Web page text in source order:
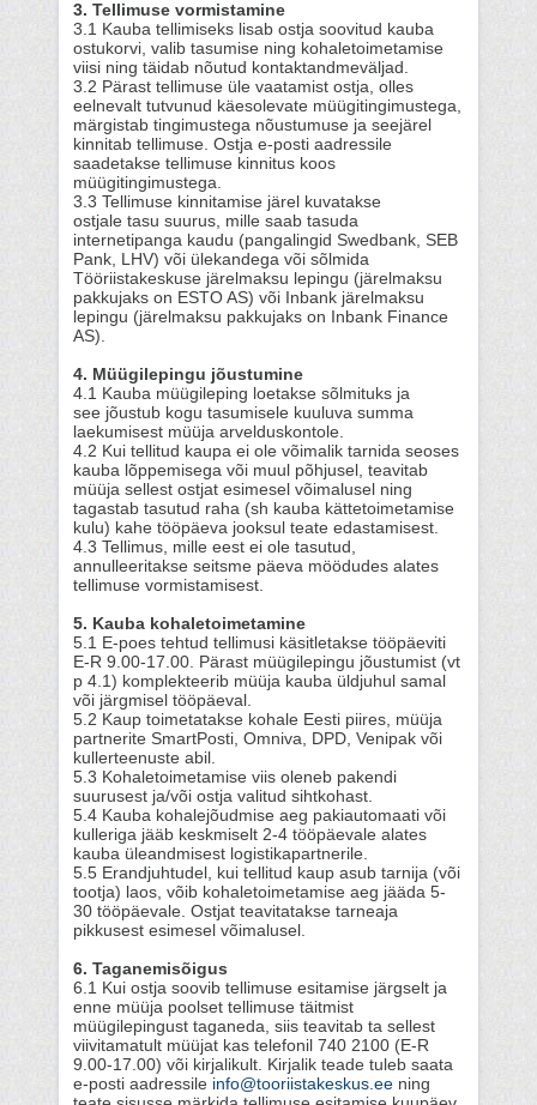
3. Tellimuse vormistamine
3.1 Kauba tellimiseks lisab ostja soovitud kauba
ostukorvi, valib tasumise ning kohaletoimetamise
viisi ning täidab nõutud kontaktandmeväljad.
3.2 Pärast tellimuse üle vaatamist ostja, olles
eelnevalt tutvunud käesolevate müügitingimustega,
märgistab tingimustega nõustumuse ja seejärel
kinnitab tellimuse. Ostja e-posti aadressile
saadetakse tellimuse kinnitus koos
müügitingimustega.
3.3 Tellimuse kinnitamise järel kuvatakse
ostjale tasu suurus, mille saab tasuda
internetipanga kaudu (pangalingid Swedbank, SEB
Pank, LHV) või ülekandega või sõlmida
Tööriistakeskuse järelmaksu lepingu (järelmaksu
pakkujaks on ESTO AS) või Inbank järelmaksu
lepingu (järelmaksu pakkujaks on Inbank Finance
AS).
4. Müügilepingu jõustumine
4.1 Kauba müügileping loetakse sõlmituks ja
see jõustub kogu tasumisele kuuluva summa
laekumisest müüja arvelduskontole.
4.2 Kui tellitud kaupa ei ole võimalik tarnida seoses
kauba lõppemisega või muul põhjusel, teavitab
müüja sellest ostjat esimesel võimalusel ning
tagastab tasutud raha (sh kauba kättetoimetamise
kulu) kahe tööpäeva jooksul teate edastamisest.
4.3 Tellimus, mille eest ei ole tasutud,
annulleeritakse seitsme päeva möödudes alates
tellimuse vormistamisest.
5. Kauba kohaletoimetamine
5.1 E-poes tehtud tellimusi käsitletakse tööpäeviti
E-R 9.00-17.00. Pärast müügilepingu jõustumist (vt
p 4.1) komplekteerib müüja kauba üldjuhul samal
või järgmisel tööpäeval.
5.2 Kaup toimetatakse kohale Eesti piires, müüja
partnerite SmartPosti, Omniva, DPD, Venipak või
kullerteenuste abil.
5.3 Kohaletoimetamise viis oleneb pakendi
suurusest ja/või ostja valitud sihtkohast.
5.4 Kauba kohalejõudmise aeg pakiautomaati või
kulleriga jääb keskmiselt 2-4 tööpäevale alates
kauba üleandmisest logistikapartnerile.
5.5 Erandjuhtudel, kui tellitud kaup asub tarnija (või
tootja) laos, võib kohaletoimetamise aeg jääda 5-
30 tööpäevale. Ostjat teavitatakse tarneaja
pikkusest esimesel võimalusel.
6. Taganemisõigus
6.1 Kui ostja soovib tellimuse esitamise järgselt ja
enne müüja poolset tellimuse täitmist
müügilepingust taganeda, siis teavitab ta sellest
viivitamatult müüjat kas telefonil 740 2100 (E-R
9.00-17.00) või kirjalikult. Kirjalik teade tuleb saata
e-posti aadressile info@tooriistakeskus.ee ning